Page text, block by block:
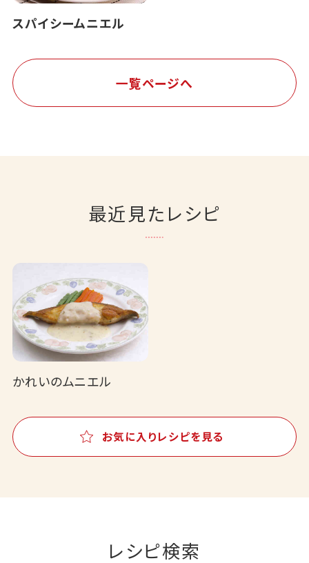
スパイシームニエル
一覧ページへ
最近見たレシピ
かれいのムニエル
お気に入りレシピを見る
レシピ検索